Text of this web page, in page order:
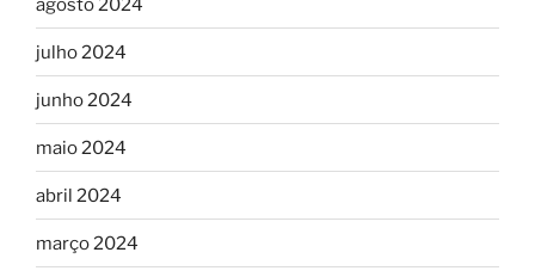
agosto 2024
julho 2024
junho 2024
maio 2024
abril 2024
março 2024